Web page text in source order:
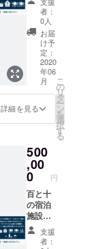
写真は
イメー
ジです
プラン
をご支
援いた
だいた
方に
は、ご
宿泊予
約の際
に必要
なパス
コード
をメー
お送り
させて
いただ
きま
す。
（有効
期間：
2020年
6月1日
希望さ
れない
方は、
備考欄
を空欄
のまま
にして
おいて
くださ
い。
泊 2名
様分 ■
キャン
プファ
イヤー
限定朝
食・夕
食 2名
様分 ■
お持ち
帰りい
ただけ
産の椿
アメニ
ティ ・
TBK
natural
skin
lotion（
化粧
水） ・
丸ごと
宿泊込
みで貸
切るこ
とがで
きま
す。最
大12名
様分の
朝食・
夕食を
お付け
とがで
きま
す！ ■
応援し
ていた
だいた
感謝の
気持ち
のお礼
者：
0人
お届
け予
定：
2020
年06
月
詳細を見る
こ
の
リ
タ
ー
ン
を
選
択
す
る
500
,00
0 円
百と十
の宿泊
施設
を、1棟
丸ごと
支援
者：